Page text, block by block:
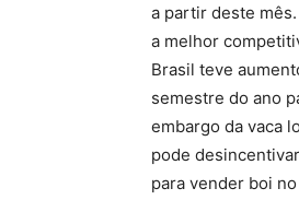
a partir deste
a melhor
Brasil teve
semestre do ano
embargo da vaca
pode
para vender boi